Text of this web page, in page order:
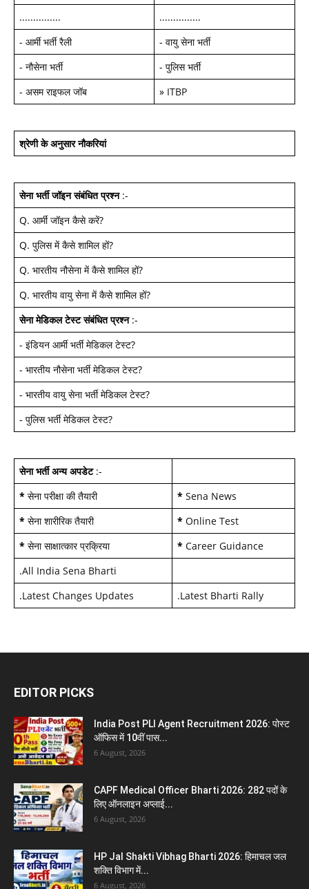
...............
...............
- आर्मी भर्ती रैली - वायु सेना भर्ती
- नौसेना भर्ती - पुलिस भर्ती
- असम राइफल जॉब » ITBP
श्रेणी के अनुसार नौकरियां
सेना भर्ती जॉइन संबंधित प्रश्न:-
Q. आर्मी जॉइन कैसे करें?
Q. पुलिस में कैसे शामिल हों?
Q. भारतीय नौसेना में कैसे शामिल हों?
Q. भारतीय वायु सेना में कैसे शामिल हों?
सेना मेडिकल टेस्ट संबंधित प्रश्न:-
- इंडियन आर्मी भर्ती मेडिकल टेस्ट?
- भारतीय नौसेना भर्ती मेडिकल टेस्ट?
- भारतीय वायु सेना भर्ती मेडिकल टेस्ट?
- पुलिस भर्ती मेडिकल टेस्ट?
सेना भर्ती अन्य अपडेट:-
* सेना परीक्षा की तैयारी * Sena News
* सेना शारीरिक तैयारी * Online Test
* सेना साक्षात्कार प्रक्रिया * Career Guidance
.All India Sena Bharti
.Latest Changes Updates .Latest Bharti Rally
EDITOR PICKS
India Post PLI Agent Recruitment 2026: पोस्ट
ऑफिस में 10वीं पास...
6 August, 2026
CAPF Medical Officer Bharti 2026: 282 पदों के
लिए ऑनलाइन अप्लाई...
6 August, 2026
HP Jal Shakti Vibhag Bharti 2026: हिमाचल जल
शक्ति विभाग में...
6 August, 2026